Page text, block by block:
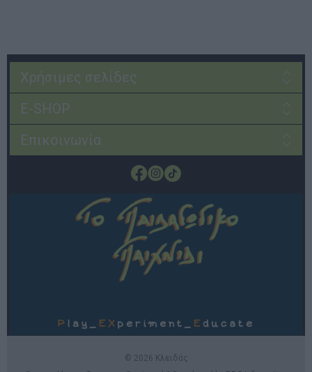
Χρήσιμες σελίδες
E-SHOP
Επικοινωνία
© 2026 Κλειδάς